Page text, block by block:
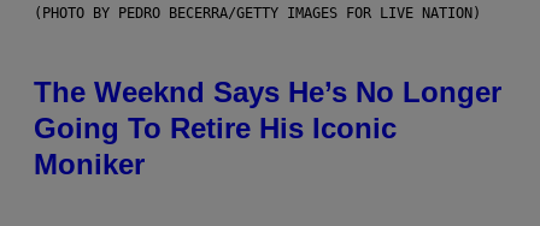
(PHOTO BY PEDRO BECERRA/GETTY IMAGES FOR LIVE NATION)
The Weeknd Says He’s No Longer
Going To Retire His Iconic
Moniker